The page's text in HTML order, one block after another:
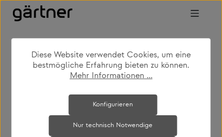
Zum Hauptinhalt springen
shop produkte wohnen stühle
Bildergalerie überspringen
Diese Website verwendet Cookies, um eine
bestmögliche Erfahrung bieten zu können.
Mehr Informationen ...
Nur technisch Notwendige
Konfigurieren